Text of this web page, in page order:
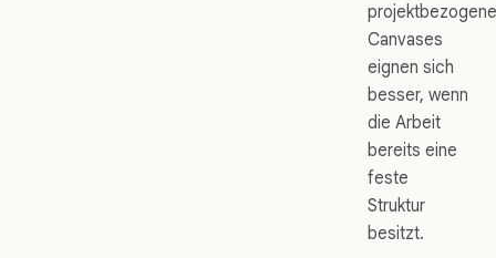
projektbezogene
Canvases
eignen sich
besser, wenn
die Arbeit
bereits eine
feste
Struktur
besitzt.